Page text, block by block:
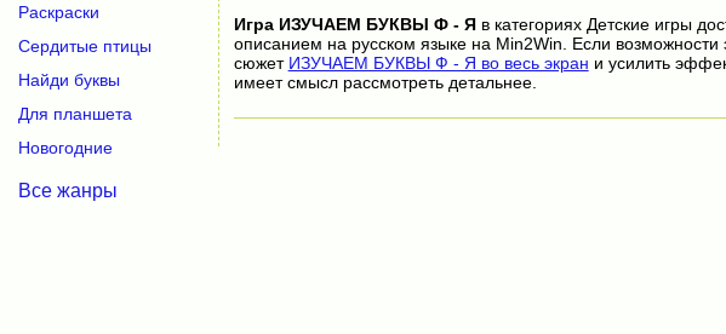
Игра ИЗУЧАЕМ БУКВЫ Ф - Яв категориях Детские игры
описанием на русском языке на Min2Win. Если возможности
сюжет ИЗУЧАЕМ БУКВЫ Ф - Я во весь экран и усилить
имеет смысл рассмотреть детальнее.
Раскраски
Сердитые птицы
Найди буквы
Для планшета
Новогодние
Все жанры